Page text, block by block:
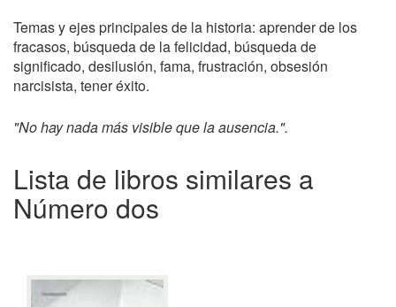
Temas y ejes principales de la historia: aprender de los
fracasos, búsqueda de la felicidad, búsqueda de
significado, desilusión, fama, frustración, obsesión
narcisista, tener éxito.
"No hay nada más visible que la ausencia.".
Lista de libros similares a
Número dos